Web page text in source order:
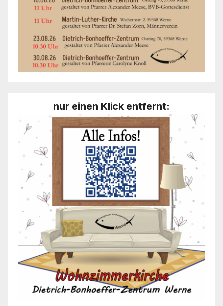
nur einen Klick entfernt: